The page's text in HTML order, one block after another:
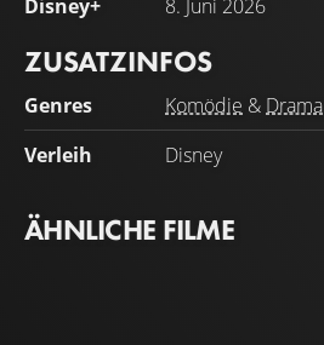
Disney+ 8. Juni 2026
ZUSATZINFOS
Genres Komödie & Drama
Verleih
Disney
ÄHNLICHE FILME